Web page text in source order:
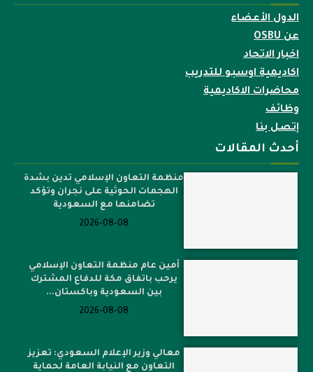
الدول الأعضاء
عن OSBU
اخبار الاتحاد
اكاديمية اوسبو للتدريب
محاضرات الاكاديمية
وظائف
إتصل بنا
أحدث المقالات
منظمة التعاون الإسلامي تدين بشدة
الهجمات الحوثية على نجران وتؤكد
تضامنها مع السعودية
2026-08-08
أمين عام منظمة التعاون الإسلامي
يرحب باتفاق مكة للدفاع المشترك
بين السعودية وباكستان...
2026-08-08
معالي وزير الإعلام السعودي: تعزيز
التعاون مع النيابة العامة لحماية